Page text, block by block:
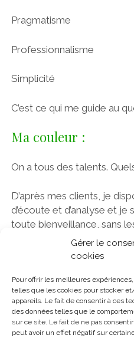
Gérer le
cookies
Pour offrir les meilleures
telles que les cookies pour stocker
appareils. Le fait de consentir à ces
des données telles que le
sur ce site. Le fait de ne pas
peut avoir un effet négatif sur
Pragmatisme
Professionnalisme
Simplicité
C’est ce qui me guide au
Ma couleur :
On a tous des talents.
D’après mes clients, je
d’écoute et d’analyse et
toute bienveillance, sans
capable, aussi, de les
Si vous voulez lire leurs
https://futurezvous.com/
Vous voulez qu’on
moi au
0620121936